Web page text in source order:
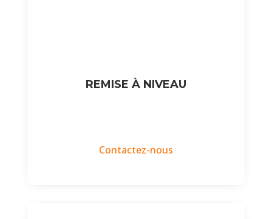
REMISE À NIVEAU
Contactez-nous